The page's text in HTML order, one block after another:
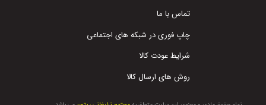
تماس با ما
چاپ فوری در شبکه های اجتماعی
شرایط عودت کالا
روش های ارسال کالا